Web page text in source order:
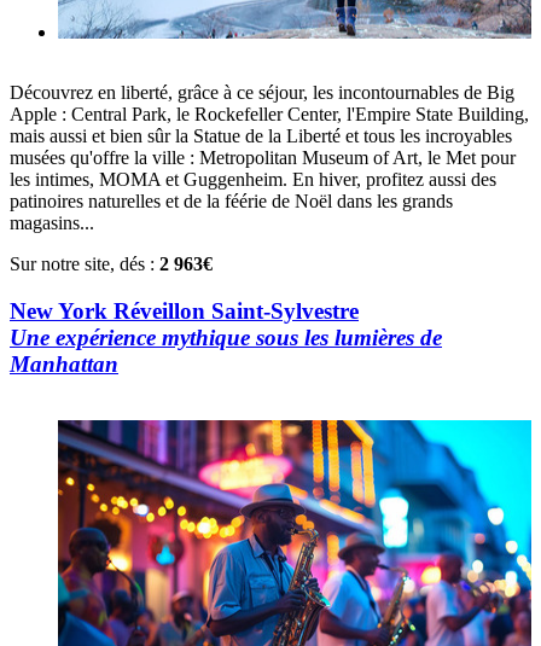
Découvrez en liberté, grâce à ce séjour, les incontournables de Big
Apple : Central Park, le Rockefeller Center, l'Empire State Building,
mais aussi et bien sûr la Statue de la Liberté et tous les incroyables
musées qu'offre la ville : Metropolitan Museum of Art, le Met pour
les intimes, MOMA et Guggenheim. En hiver, profitez aussi des
patinoires naturelles et de la féérie de Noël dans les grands
magasins...
Sur notre site, dés : 2 963€
New York Réveillon Saint-Sylvestre
Une expérience mythique sous les lumières de
Manhattan